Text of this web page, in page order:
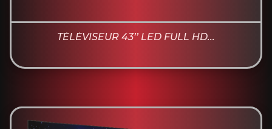
TÉLÉVISEUR 43’’ LED FULL HD...